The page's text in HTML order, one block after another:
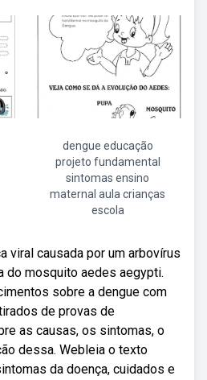
dengue educação
projeto fundamental
sintomas ensino
maternal aula crianças
escola
viral causada por um arbovírus
do mosquito aedes aegypti.
sobre a dengue com
de provas de
as causas, os sintomas, o
dessa. Webleia o texto
da doença, cuidados e